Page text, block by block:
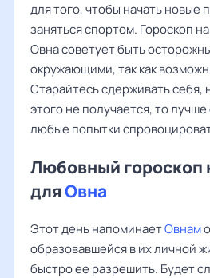
для того, чтобы начать новые
заняться спортом. Гороскоп
Овна советует быть
окружающими, так как
Старайтесь сдерживать себя,
этого не получается, то
любые попытки
Любовный гороскоп
дляОвна
Этот день напоминаетОвнам
образовавшейся в их личной
быстро ее разрешить. Будет